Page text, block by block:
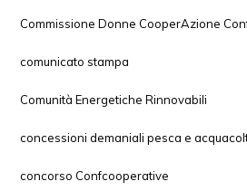
Commissione Donne CooperAzione
comunicato stampa
Comunità Energetiche Rinnovabili
concessioni demaniali pesca e
concorso Confcooperative